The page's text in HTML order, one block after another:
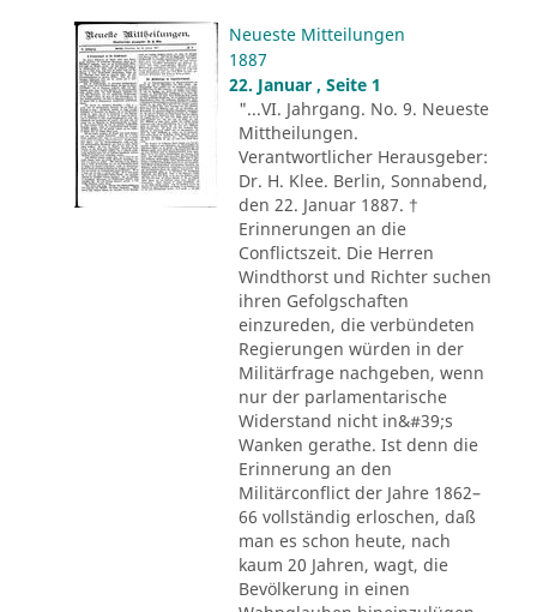
Neueste Mitteilungen
1887
22. Januar , Seite 1
"...VI. Jahrgang. No. 9. Neueste
Mittheilungen.
Verantwortlicher Herausgeber:
Dr. H. Klee. Berlin, Sonnabend,
den 22. Januar 1887. †
Erinnerungen an die
Conflictszeit. Die Herren
Windthorst und Richter suchen
ihren Gefolgschaften
einzureden, die verbündeten
Regierungen würden in der
Militärfrage nachgeben, wenn
nur der parlamentarische
Widerstand nicht in&#39;s
Wanken gerathe. Ist denn die
Erinnerung an den
Militärconflict der Jahre 1862–
66 vollständig erloschen, daß
man es schon heute, nach
kaum 20 Jahren, wagt, die
Bevölkerung in einen